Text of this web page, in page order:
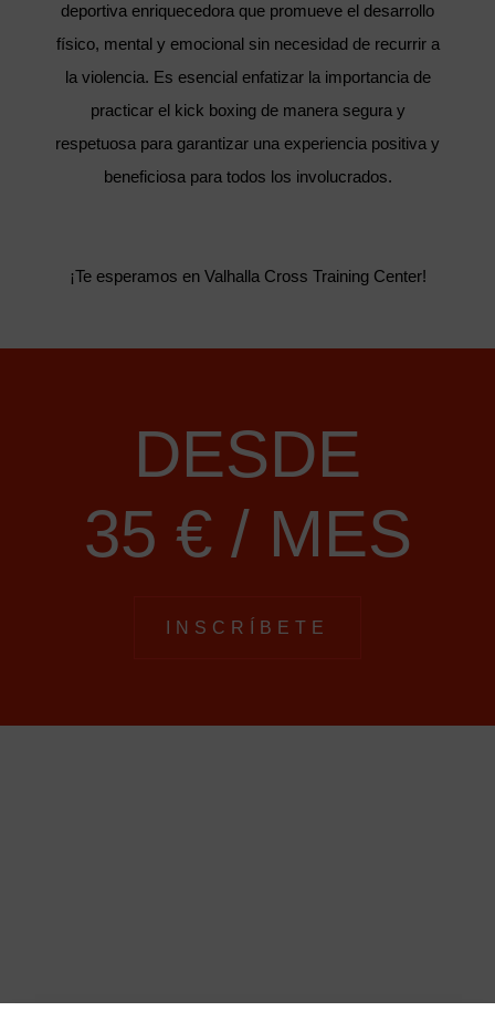
deportiva enriquecedora que promueve el desarrollo
físico, mental y emocional sin necesidad de recurrir a
la violencia. Es esencial enfatizar la importancia de
practicar el kick boxing de manera segura y
respetuosa para garantizar una experiencia positiva y
beneficiosa para todos los involucrados.
¡Te esperamos en Valhalla Cross Training Center!
DESDE
35 € / MES
INSCRÍBETE